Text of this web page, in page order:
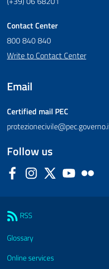
Contact Center
800 840 840
Write to Contact Center
Email
Certified mail PEC
Follow us
FacebookInstagram
Twitter YouTube
RSS
Glossary
Online services